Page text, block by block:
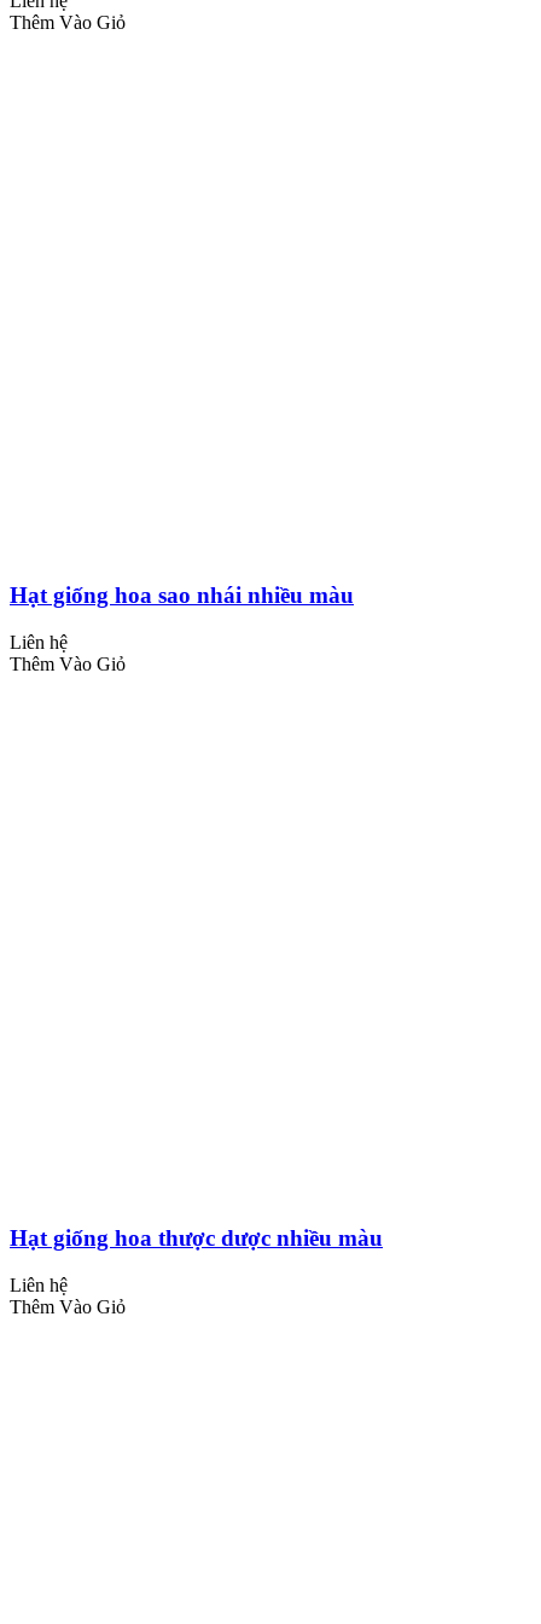
Thêm Vào Giỏ
Hạt giống hoa sao nhái nhiều màu
Liên hệ
Thêm Vào Giỏ
Hạt giống hoa thược dược nhiều màu
Liên hệ
Thêm Vào Giỏ